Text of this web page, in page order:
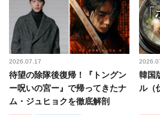
2026.07.17
待望の除隊後復帰！『トングン
ー呪いの宮ー』で帰ってきたナ
ム・ジュヒョクを徹底解剖
韓国
ル（